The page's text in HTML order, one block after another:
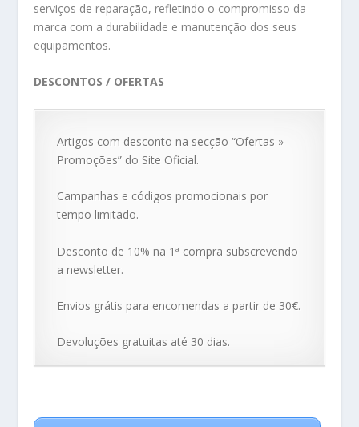
serviços de reparação, refletindo o compromisso da
marca com a durabilidade e manutenção dos seus
equipamentos.
DESCONTOS / OFERTAS
Artigos com desconto na secção “Ofertas »
Promoções” do Site Oficial.
Campanhas e códigos promocionais por
tempo limitado.
Desconto de 10% na 1ª compra subscrevendo
a newsletter.
Envios grátis para encomendas a partir de 30€.
Devoluções gratuitas até 30 dias.